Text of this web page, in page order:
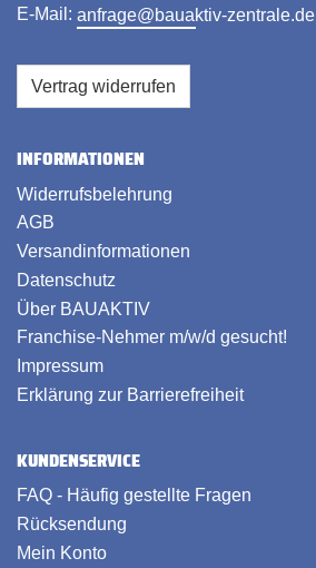
E-Mail: anfrage@bauaktiv-zentrale.de
Vertrag widerrufen
INFORMATIONEN
Widerrufsbelehrung
AGB
Versandinformationen
Datenschutz
Über BAUAKTIV
Franchise-Nehmer m/w/d gesucht!
Impressum
Erklärung zur Barrierefreiheit
KUNDENSERVICE
FAQ - Häufig gestellte Fragen
Rücksendung
Mein Konto